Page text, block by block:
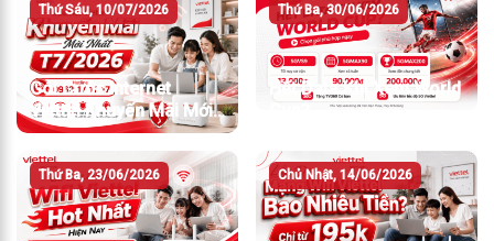
Thứ Sáu, 10/07/2026
Gói Cước Internet
Viettel Khuyến Mãi Mới
Nhất T7/2026
Thứ Ba, 30/06/2026
Hết Data Khi Xem World
Thứ Ba, 23/06/2026 Chủ Nhật, 14/06/2026